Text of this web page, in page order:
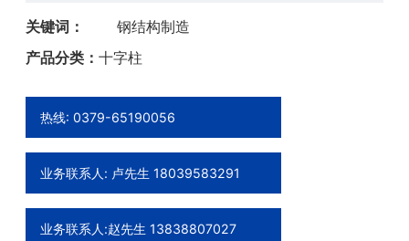
关键词：
钢结构制造
钢结构制造
钢结构制造
产品分类：十字柱
热线: 0379-65190056
业务联系人: 卢先生 18039583291
业务联系人:赵先生 13838807027